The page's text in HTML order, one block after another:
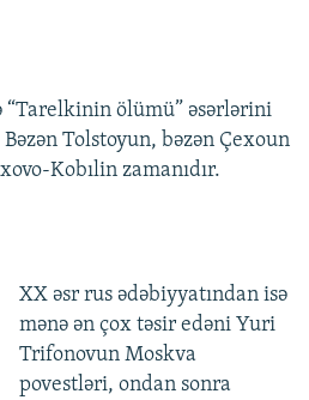
“Tarelkinin ölümü” əsərlərini
Tolstoyun, bəzən Çexoun
Kobılin zamanıdır.
XX əsr rus ədəbiyyatından isə
mənə ən çox təsir edəni Yuri
Trifonovun Moskva
povestləri, ondan sonra